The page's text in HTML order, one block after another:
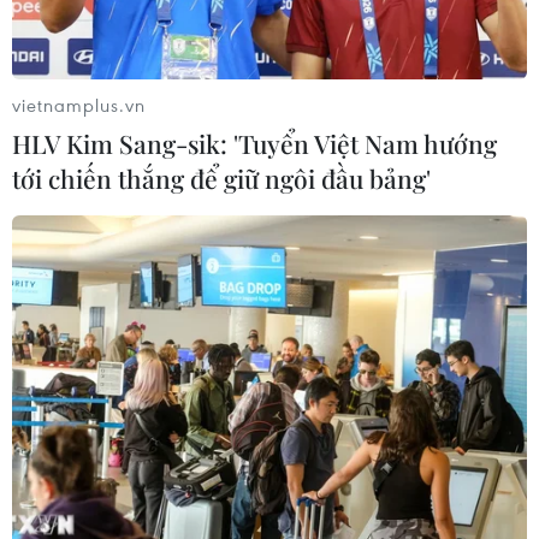
Đồng Nai cảnh báo người dân không
ném vật thể vào phương tiện trên cao
tốc
06/08/2026 04:24
Tăng tốc giải phóng mặt bằng mở
rộng cao tốc Cam Lộ-La Sơn qua
thành phố Huế
06/08/2026 03:01
Dự án cao tốc Châu Đốc-Cần Thơ-
Sóc Trăng thiếu nguồn vật liệu thi
công
06/08/2026 02:33
vietnamplus.vn
HLV Kim Sang-sik: 'Tuyển Việt Nam hướng
tới chiến thắng để giữ ngôi đầu bảng'